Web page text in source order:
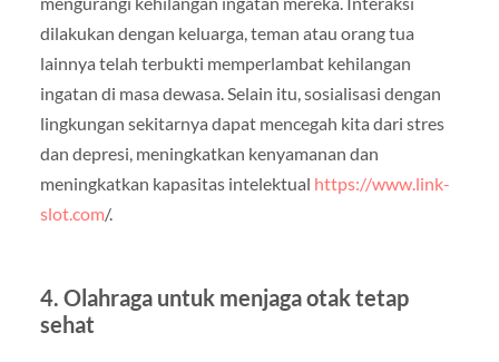
dilakukan dengan keluarga, teman atau orang tua
lainnya telah terbukti memperlambat kehilangan
ingatan di masa dewasa. Selain itu, sosialisasi dengan
lingkungan sekitarnya dapat mencegah kita dari stres
dan depresi, meningkatkan kenyamanan dan
meningkatkan kapasitas intelektual https://www.link-
slot.com/.
4. Olahraga untuk menjaga otak tetap
sehat